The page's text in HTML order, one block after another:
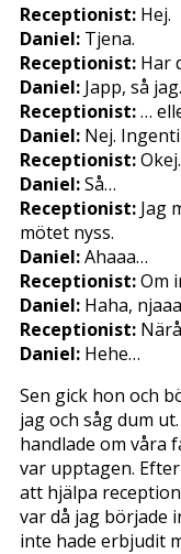
Receptionist: Hej.
Daniel: Tjena.
Receptionist: Har
Daniel: Japp, så
Receptionist:…
Daniel: Nej.
Receptionist:Okej.
Daniel:Så…
Receptionist: Jag
mötet nyss.
Daniel:Ahaaa…
Receptionist:Om
Daniel: Haha,
Receptionist:
Daniel: Hehe…
Sen gick hon och
jag och såg dum
handlade om våra
var upptagen.
att hjälpa
var då jag började
inte hade erbjudit